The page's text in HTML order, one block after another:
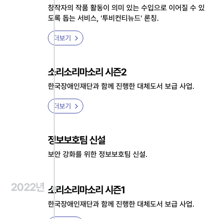
창작자의 작품 활동이 의미 있는 수입으로 이어질 수 있
도록 돕는 서비스, '투비컨티뉴드' 론칭.
더보기
소리소리마소리 시즌2
한국장애인재단과 함께 진행한 대체도서 보급 사업.
더보기
정보보호팀 신설
보안 강화를 위한 정보보호팀 신설.
2022년 소리소리마소리 시즌1
한국장애인재단과 함께 진행한 대체도서 보급 사업.